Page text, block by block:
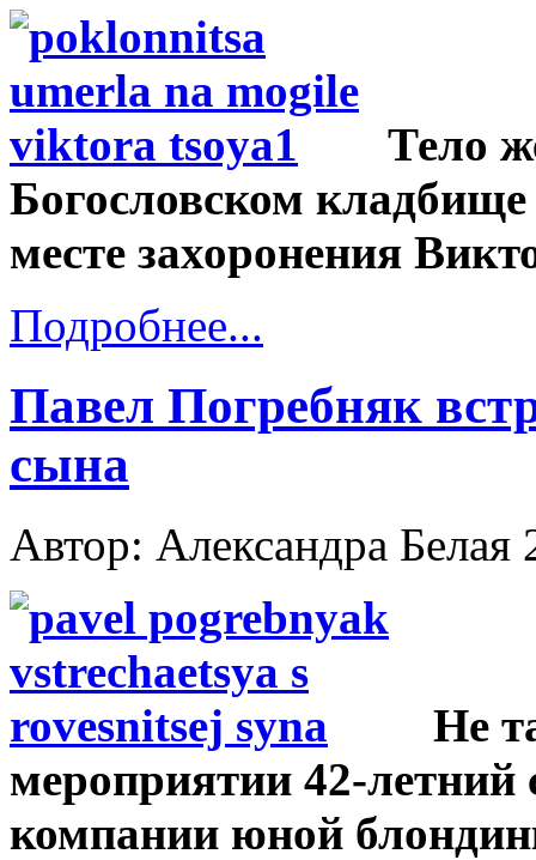
Тело
Богословском
месте захоронения
Подробнее...
Павел Погребняк
сына
Автор: Александра Белая
Не
мероприятии 42-летний
компании юной